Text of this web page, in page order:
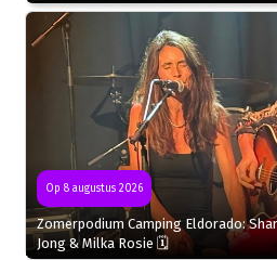
Op 8 augustus 2026
Zomerpodium Camping Eldorado:
Jong & Milka Rosie 🗓